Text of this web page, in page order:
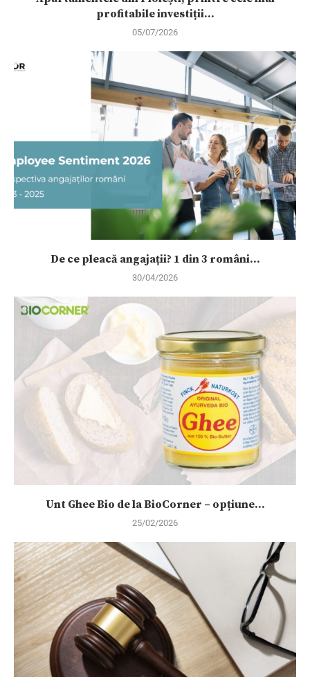
profitabile investiții...
05/07/2026
De ce pleacă angajații? 1 din 3 români...
30/04/2026
Unt Ghee Bio de la BioCorner – opțiune...
25/02/2026